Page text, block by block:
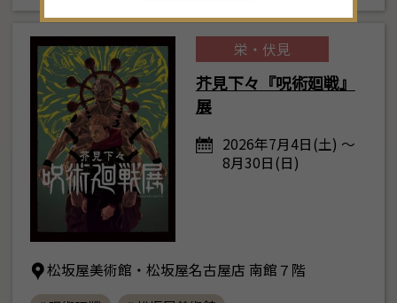
栄・伏見
芥見下々『呪術廻戦』
展
2026年7月4日(土) ～
8月30日(日)
松坂屋美術館・松坂屋名古屋店 南館７階